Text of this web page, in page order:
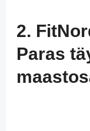
2.
Paras